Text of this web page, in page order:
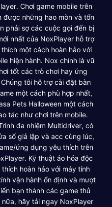
Chơi game mobile trên
được những hao mòn và tổn
phải sợ các cuộc gọi đến bị
nhất của NoxPlayer hỗ trợ
một cách hoàn hảo với
hiện hành. Nox chính là vũ
tốt các trò chơi hay ứng
tôi hỗ trợ cài đặt bàn
một cách phù hợp nhất,
Pets Halloween một cách
tác như chơi trên mobile.
đa nhiệm Multidriver, có
sổ giả lập và acc cùng lúc,
ứng dụng yêu thích trên
Kỹ thuật ảo hóa độc
hoàn hảo với máy tính
vận hành ổn định và mượt
bạn thành các game thủ
hãy tải ngay NoxPlayer